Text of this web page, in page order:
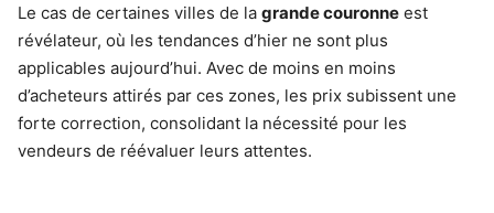
Le cas de certaines villes de la grande couronne est
révélateur, où les tendances d’hier ne sont plus
applicables aujourd’hui. Avec de moins en moins
d’acheteurs attirés par ces zones, les prix subissent une
forte correction, consolidant la nécessité pour les
vendeurs de réévaluer leurs attentes.